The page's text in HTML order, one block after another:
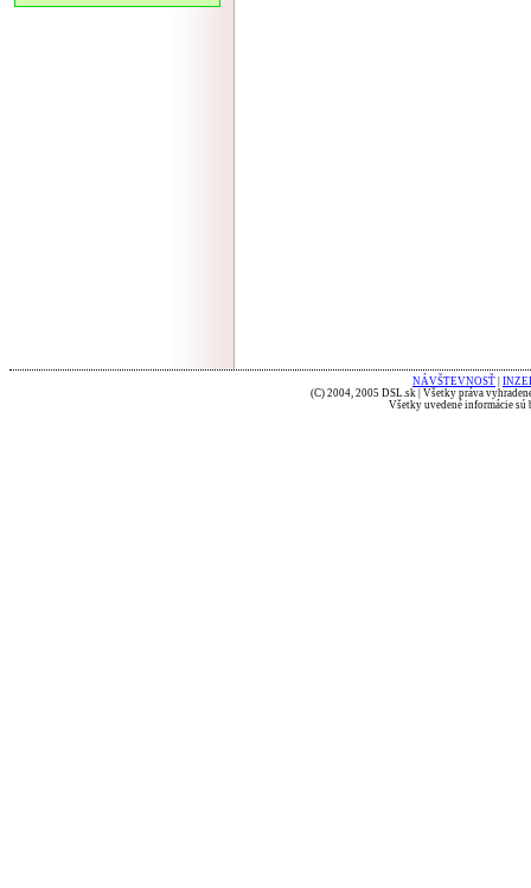
NÁVŠTEVNOSŤ
(C) 2004, 2005 DSL.sk | Všetky práva
Všetky uvedené informácie sú